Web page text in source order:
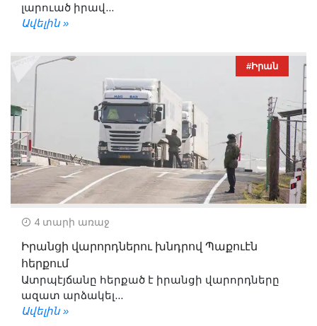
լարուած իրավ...
Ավելին »
#Իրան
4 տարի առաջ
Իրանցի վարորդներու խնդրով Պաքուէն
հերքում
Ատրպէյճանը հերքած է իրանցի վարորդները
ազատ արձակել...
Ավելին »